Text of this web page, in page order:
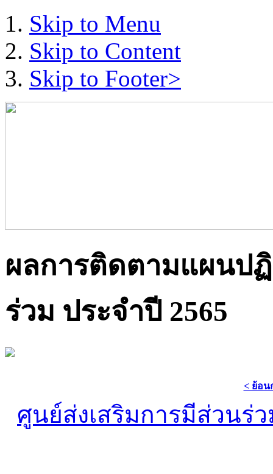
Skip to Menu
Skip to Content
Skip to Footer>
ผลการติดตามแผนป
ร่วม ประจำปี 2565
< ย้อน
ศูนย์ส่งเสริมการมีส่วนร่